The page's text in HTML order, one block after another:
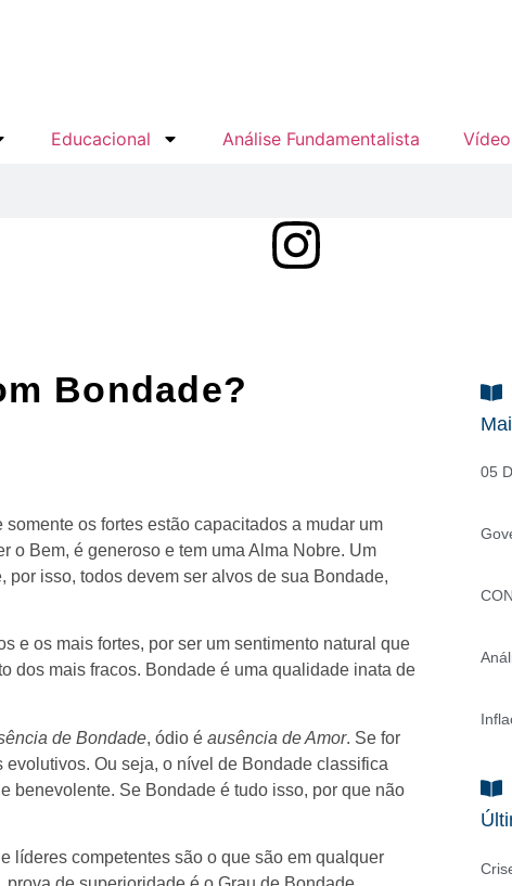
Educacional Análise Fundamentalista
Bondade?
os fortes estão capacitados a mudar um
o Bem, é generoso e tem uma Alma Nobre. Um
por isso, todos devem ser alvos de sua Bondade,
e os mais fortes, por ser um sentimento natural que
dos mais fracos. Bondade é uma qualidade inata de
de Bondade, ódio é ausência de Amor. Se for
evolutivos. Ou seja, o nível de Bondade classifica
benevolente. Se Bondade é tudo isso, por que não
líderes competentes são o que são em qualquer
05